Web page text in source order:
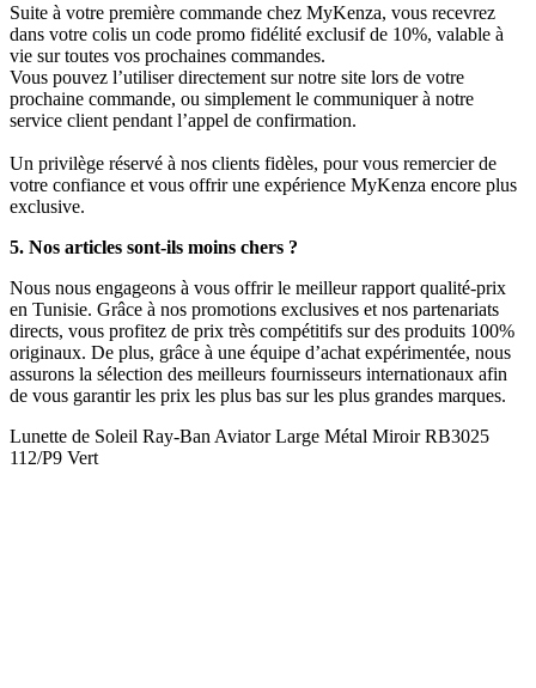
Suite à votre première commande chez MyKenza, vous recevrez
dans votre colis un code promo fidélité exclusif de 10%, valable à
vie sur toutes vos prochaines commandes.
Vous pouvez l’utiliser directement sur notre site lors de votre
prochaine commande, ou simplement le communiquer à notre
service client pendant l’appel de confirmation.
Un privilège réservé à nos clients fidèles, pour vous remercier de
votre confiance et vous offrir une expérience MyKenza encore plus
exclusive.
5. Nos articles sont-ils moins chers ?
Nous nous engageons à vous offrir le meilleur rapport qualité-prix
en Tunisie. Grâce à nos promotions exclusives et nos partenariats
directs, vous profitez de prix très compétitifs sur des produits 100%
originaux. De plus, grâce à une équipe d’achat expérimentée, nous
assurons la sélection des meilleurs fournisseurs internationaux afin
de vous garantir les prix les plus bas sur les plus grandes marques.
Lunette de Soleil Ray-Ban Aviator Large Métal Miroir RB3025
112/P9 Vert